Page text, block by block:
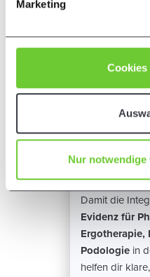
Informationen
Marketing
Cookies
Nur notwendige
für die
von
Damit die
Evidenz für
Ergotherapie,
Podologie in
helfen dir